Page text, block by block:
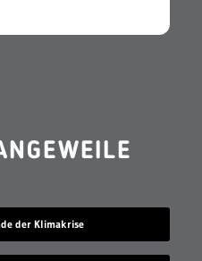
der Klimakrise